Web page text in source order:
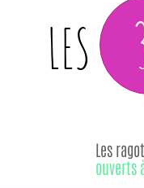
LES
Les
ouverts